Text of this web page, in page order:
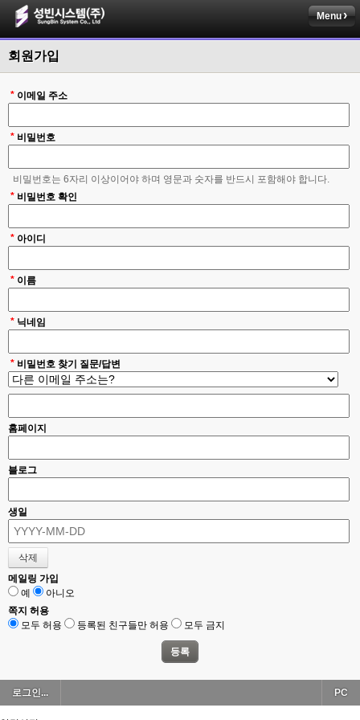
Menu
회원가입
이메일 주소
*
비밀번호
*
비밀번호는 6자리 이상이어야 하며 영문과 숫자를 반드시 포함해야 합니다.
비밀번호 확인
*
* 아이디
* 이름
* 닉네임
* 비밀번호 찾기 질문/답변
홈페이지
블로그
생일
메일링 가입
예
아니오
쪽지 허용
모두 허용
등록된 친구들만 허용 모두 금지
로그인... PC